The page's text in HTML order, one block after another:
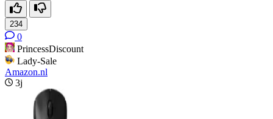
234
0
PrincessDiscount
Lady-Sale
Amazon.nl
3j